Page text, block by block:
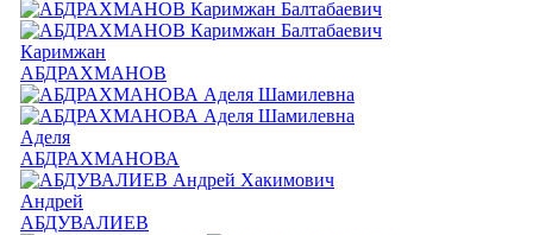
Каримжан
АБДРАХМАНОВ
Аделя
АБДРАХМАНОВА
Андрей
АБДУВАЛИЕВ